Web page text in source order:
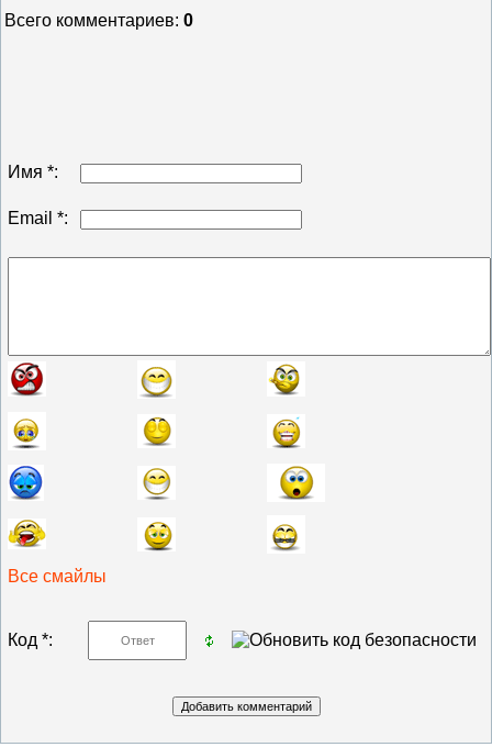
Всего комментариев: 0
Имя *:
Email *:
Все смайлы
Код *: